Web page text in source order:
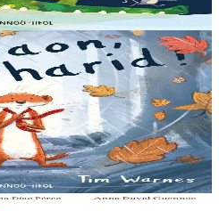
enet da Varc'harid Koant...
Daoust ha Lagadeg, he mignonez